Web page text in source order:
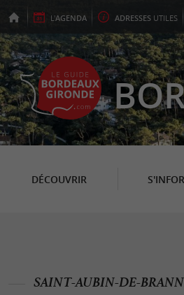
L'AGENDA ADRESSES UTILES
DÉCOUVRIR
SAINT-AUBIN-DE-